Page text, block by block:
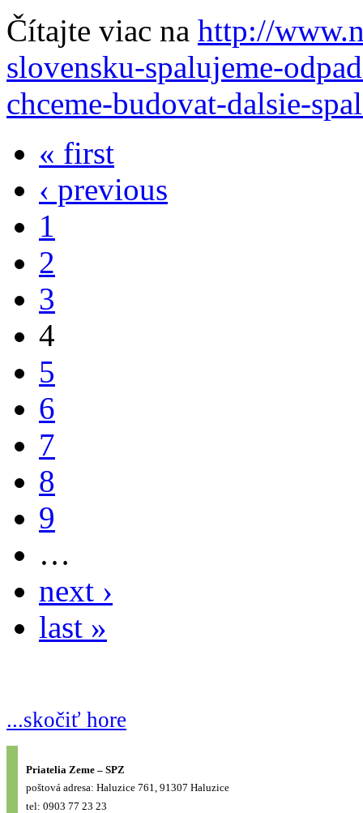
Čítajte viac na http://
slovensku-spalujeme-
chceme-budovat-dalsie-
« first
‹ previous
1
2
3
4
5
6
7
8
9
…
next ›
last »
...skočiť hore
Priatelia Zeme – SPZ
poštová adresa: Haluzice 761, 91307 Haluzice
tel: 0903 77 23 23